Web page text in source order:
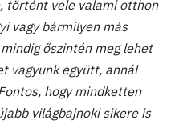
történt vele valami otthon
vagy bármilyen más
őszintén meg lehet
vagyunk együtt, annál
hogy mindketten
világbajnoki sikere is